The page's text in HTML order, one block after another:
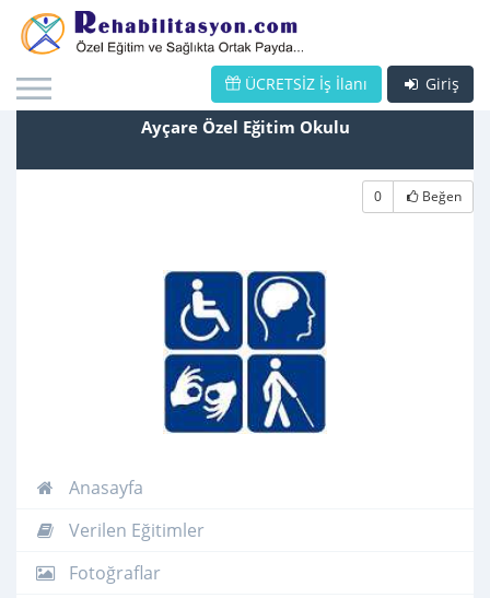
Giriş
ÜCRETSİZ İş İlanı
Ayçare Özel Eğitim Okulu
0 Beğen
Anasayfa
Verilen Eğitimler
Fotoğraflar